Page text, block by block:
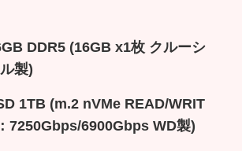
DDR5 (16GB x1枚 クルーシ
製)
1TB (m.2 nVMe READ/WRIT
7250Gbps/6900Gbps WD製)